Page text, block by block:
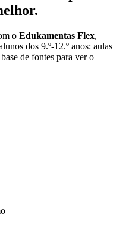
o Edukamentas Flex,
dos 9.º-12.º anos: aulas
de fontes para ver o